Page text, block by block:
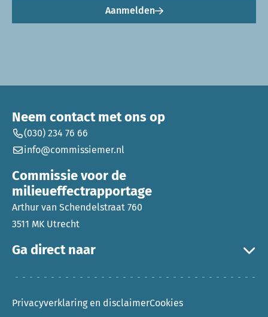
Aanmelden
Ga direct naar
Neem contact met ons op
(030) 234 76 66
info@commissiemer.nl
Commissie voor de
milieueffectrapportage
Arthur van Schendelstraat 760
3511 MK Utrecht
Privacyverklaring en disclaimerCookies